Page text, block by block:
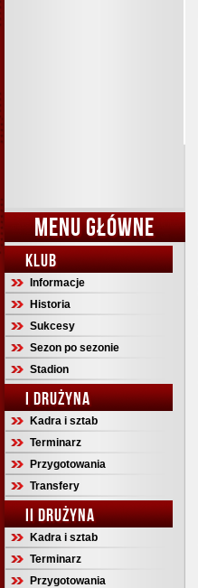
MENU GŁÓWNE
KLUB
Informacje
Historia
Sukcesy
Sezon po sezonie
Stadion
I DRUŻYNA
Kadra i sztab
Terminarz
Przygotowania
Transfery
II DRUŻYNA
Kadra i sztab
Terminarz
Przygotowania